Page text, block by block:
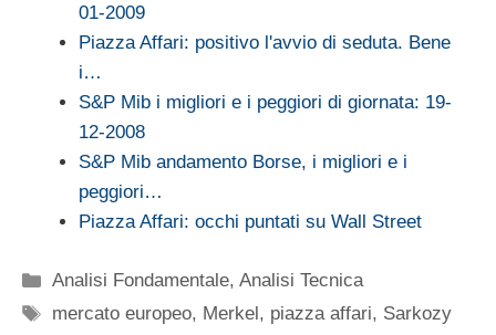
01-2009
Piazza Affari: positivo l'avvio di seduta. Bene
i…
S&P Mib i migliori e i peggiori di giornata: 19-
12-2008
S&P Mib andamento Borse, i migliori e i
peggiori…
Piazza Affari: occhi puntati su Wall Street
Categorie
Analisi Fondamentale,Analisi Tecnica
Tag
mercato europeo, Merkel , piazza affari, Sarkozy